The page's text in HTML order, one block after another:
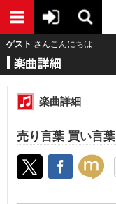
ゲスト さんこんにちは
楽曲詳細
売り言葉 買い言葉